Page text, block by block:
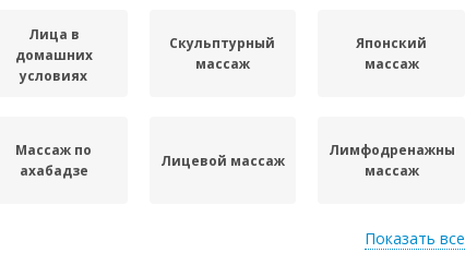
Лица в
домашних
условиях
Скульптурный
массаж
Японский
массаж
Массаж по
ахабадзе
Лицевой массаж
Лимфодренажный
массаж
Показать все